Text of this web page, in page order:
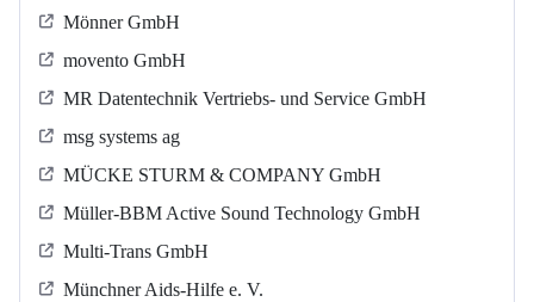
Mönner GmbH
movento GmbH
MR Datentechnik Vertriebs- und Service GmbH
msg systems ag
MÜCKE STURM & COMPANY GmbH
Müller-BBM Active Sound Technology GmbH
Multi-Trans GmbH
Münchner Aids-Hilfe e. V.